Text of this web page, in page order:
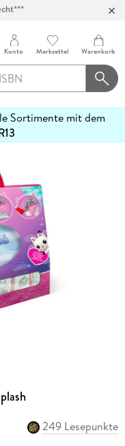
Konto Merkzettel Warenkorb
Sortimente mit dem
249 Lesepunkte